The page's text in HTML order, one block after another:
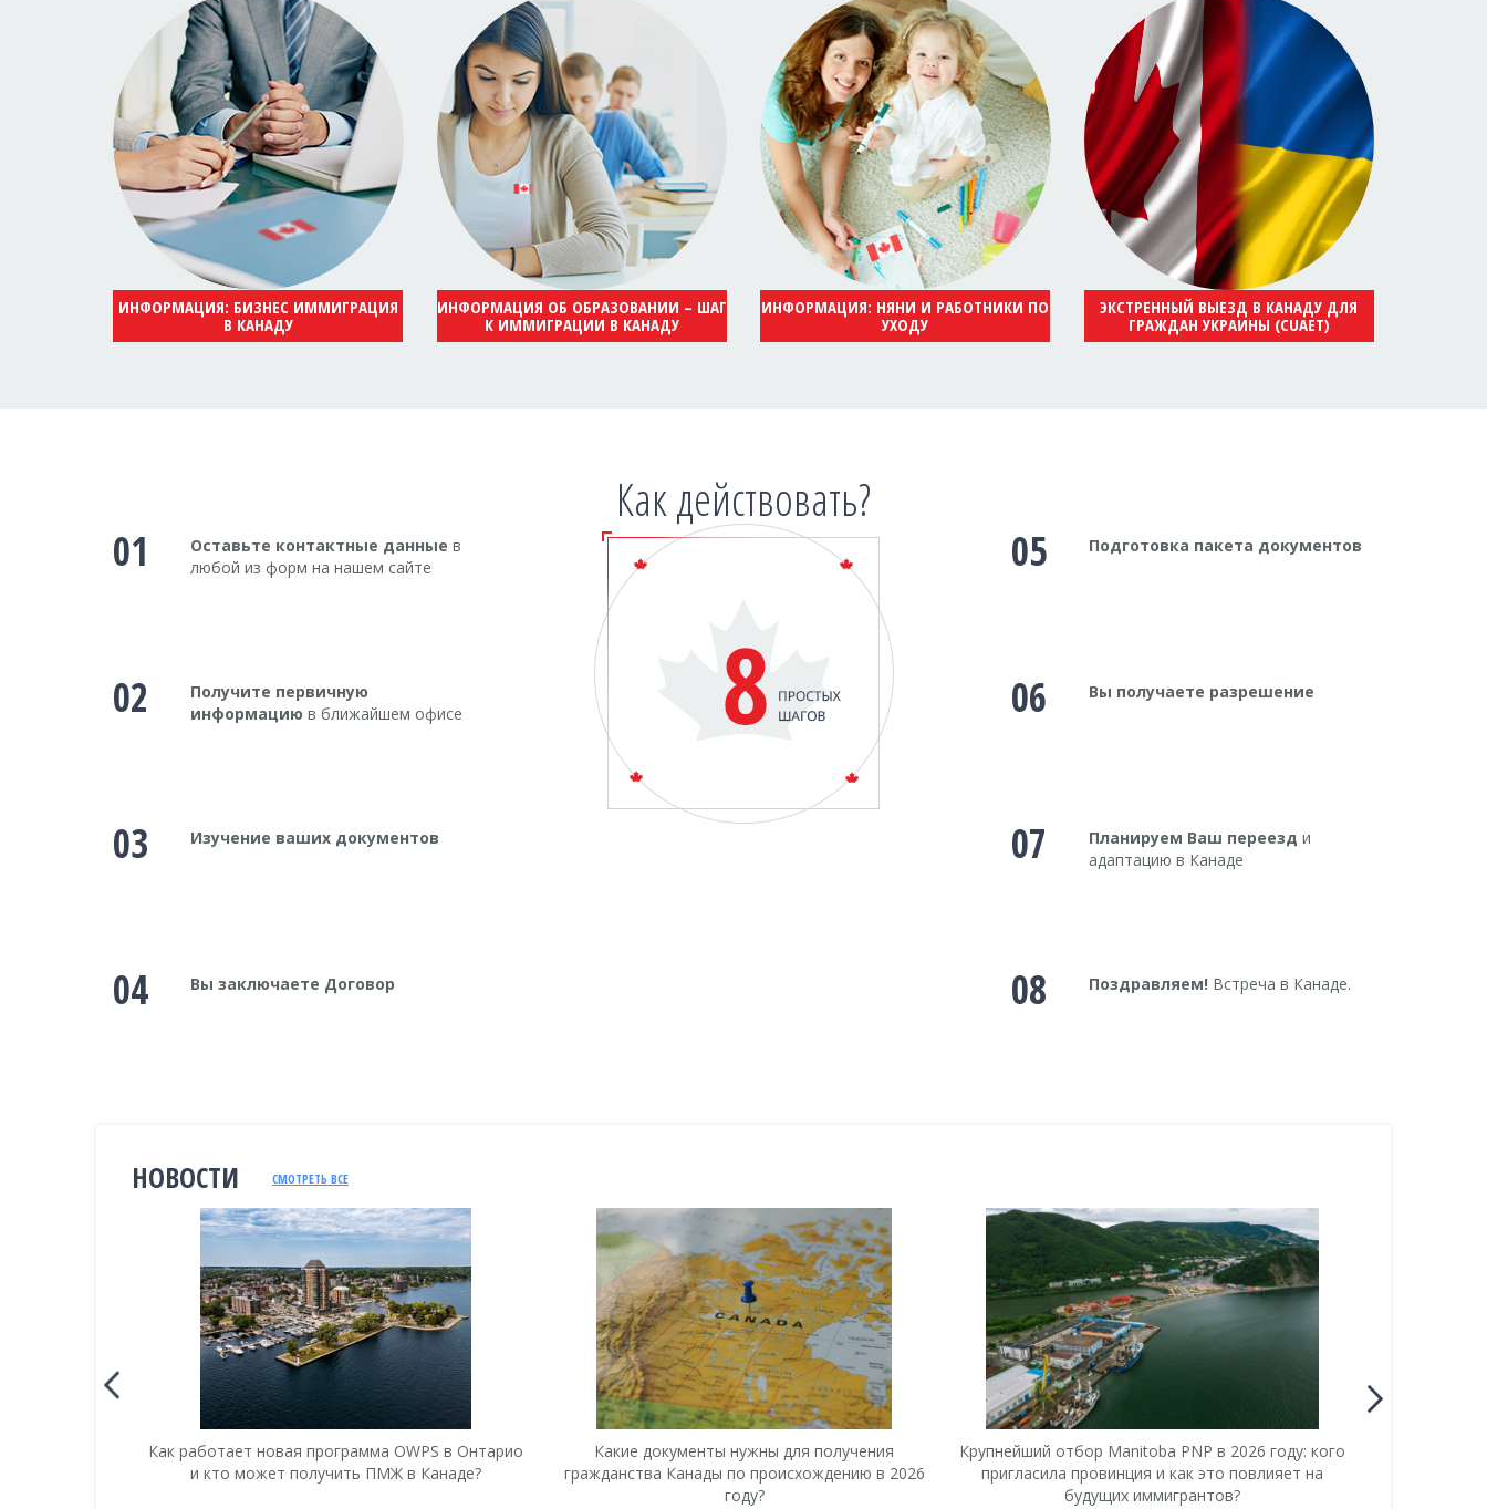
ИНФОРМАЦИЯ: БИЗНЕС ИММИГРАЦИЯ
В КАНАДУ
ИНФОРМАЦИЯ ОБ ОБРАЗОВАНИИ – ШАГ
К ИММИГРАЦИИ В КАНАДУ
ИНФОРМАЦИЯ: НЯНИ И РАБОТНИКИ ПО
УХОДУ
ЭКСТРЕННЫЙ ВЫЕЗД В КАНАДУ ДЛЯ
ГРАЖДАН УКРАИНЫ (CUAET)
Как действовать?
01 Оставьте контактные данные в
любой из форм на нашем сайте
02
Получите первичную
информацию в ближайшем офисе
03 Изучение ваших документов
04 Вы заключаете Договор
05 Подготовка пакета документов
06 Вы получаете разрешение
07 Планируем Ваш переезд и
адаптацию в Канаде
08 Поздравляем! Встреча в Канаде.
НОВОСТИ СМОТРЕТЬ ВСЕ
Как работает новая программа OWPS в Онтарио
и кто может получить ПМЖ в Канаде?
Какие документы нужны для получения
гражданства Канады по происхождению в 2026
году?
Крупнейший отбор Manitoba PNP в 2026 году: кого
пригласила провинция и как это повлияет на
будущих иммигрантов?